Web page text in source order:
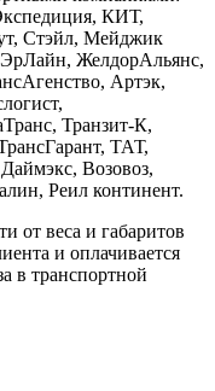
КИТ,
Стэйл, Мейджик
ЖелдорАльянс,
Артэк,
Транзит-К,
ТАТ,
Возовоз,
Реил континент.
от веса и габаритов
и оплачивается
в транспортной